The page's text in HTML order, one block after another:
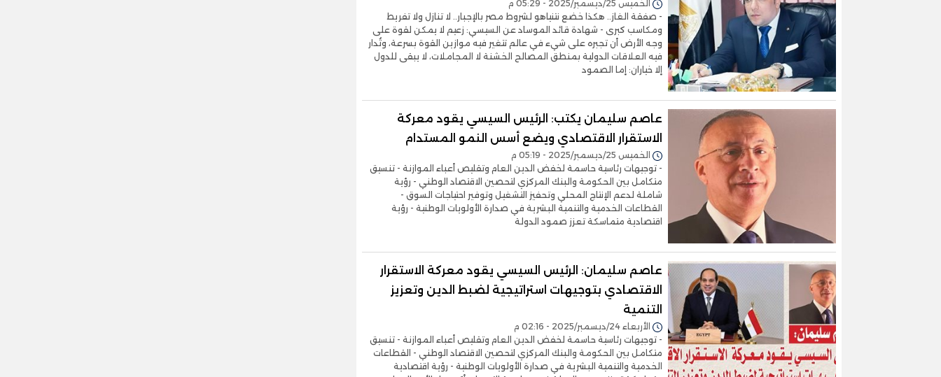
الخميس 25/ديسمبر/2025 - 05:29 م
- صفقة الغاز.. هكذا خضع نتنياهو لشروط مصر بالإجبار.. لا تنازل ولا تفريط
ومكاسب كبرى - شهادة قائد الموساد عن السيسي: زعيم لا يمكن لقوة على
وجه الأرض أن تجبره على شيء في عالم تتغير فيه موازين القوة بسرعة، وتُدار
فيه العلاقات الدولية بمنطق المصالح الخشنة لا المجاملات، لا يبقى للدول
إلا خياران: إما الصمود
عاصم سليمان يكتب: الرئيس السيسي يقود معركة
الاستقرار الاقتصادي ويضع أسس النمو المستدام
الخميس 25/ديسمبر/2025 - 05:19 م
- توجيهات رئاسية حاسمة لخفض الدين العام وتقليص أعباء الموازنة - تنسيق
متكامل بين الحكومة والبنك المركزي لتحصين الاقتصاد الوطني - رؤية
شاملة لدعم الإنتاج المحلي وتحفيز التشغيل وتوفير احتياجات السوق -
القطاعات الخدمية والتنمية البشرية في صدارة الأولويات الوطنية - رؤية
اقتصادية متماسكة تعزز صمود الدولة
عاصم سليمان: الرئيس السيسي يقود معركة الاستقرار
الاقتصادي بتوجيهات استراتيجية لضبط الدين وتعزيز
التنمية
الأربعاء 24/ديسمبر/2025 - 02:16 م
- توجيهات رئاسية حاسمة لخفض الدين العام وتقليص أعباء الموازنة - تنسيق
متكامل بين الحكومة والبنك المركزي لتحصين الاقتصاد الوطني - القطاعات
الخدمية والتنمية البشرية في صدارة الأولويات الوطنية - رؤية اقتصادية